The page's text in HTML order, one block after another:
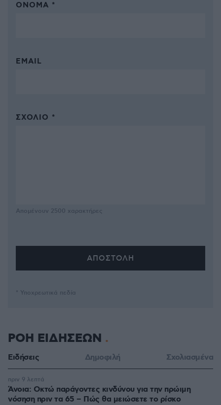
ΌΝΟΜΑ *
EMAIL
ΣΧΌΛΙΟ *
Απομένουν 2500 χαρακτήρες
* Υποχρεωτικά πεδία
ΡΟΗ ΕΙΔΗΣΕΩΝ
Ειδήσεις Δημοφιλή Σχολιασμένα
Άνοια: Οκτώ παράγοντες κινδύνου για την πρώιμη
νόσηση πριν τα 65 – Πώς θα μειώσετε το ρίσκο
πριν 9 λεπτά